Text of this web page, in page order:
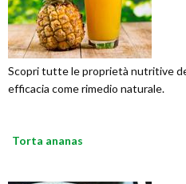
Scopri tutte le proprietà nutritive
efficacia come rimedio naturale.
Torta ananas